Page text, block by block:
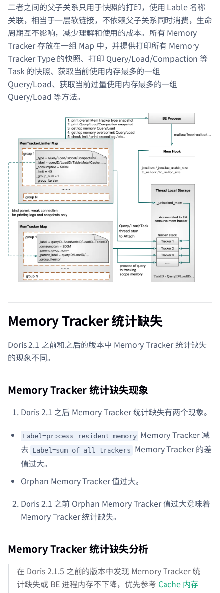
二者之间的父子关系只用于快照的打印，使用 Lable 名称
关联，相当于一层软链接，不依赖父子关系同时消费，生命
周期互不影响，减少理解和使用的成本。所有 Memory
Tracker 存放在一组 Map 中，并提供打印所有 Memory
Tracker Type 的快照、打印 Query/Load/Compaction 等
Task 的快照、获取当前使用内存最多的一组
Query/Load、获取当前过量使用内存最多的一组
Query/Load 等方法。
Memory Tracker 统计缺失
Doris 2.1 之前和之后的版本中 Memory Tracker 统计缺失
的现象不同。
Memory Tracker 统计缺失现象
Doris 2.1 之后 Memory Tracker 统计缺失有两个现象。
Label=process resident memory Memory Tracker 减
去 Label=sum of all trackers
Memory Tracker 的差
值过大。
Orphan Memory Tracker 值过大。
Doris 2.1 之前 Orphan Memory Tracker 值过大意味着
Memory Tracker 统计缺失。
Memory Tracker 统计缺失分析
在 Doris 2.1.5 之前的版本中发现 Memory Tracker 统
计缺失或 BE 进程内存不下降，优先参考 Cache 内存